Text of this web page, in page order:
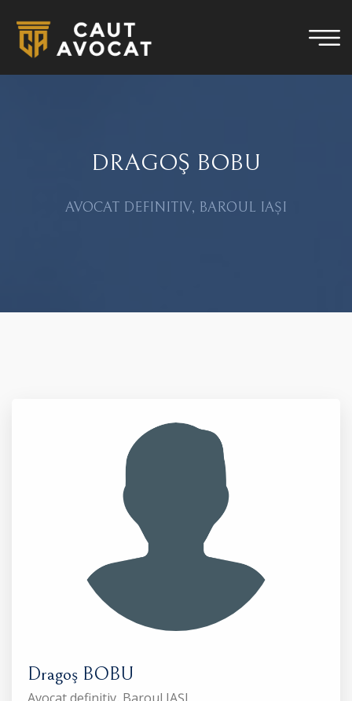
DRAGOŞ BOBU
AVOCAT DEFINITIV, BAROUL IAȘI
Dragoş BOBU
Avocat definitiv, Baroul IAȘI